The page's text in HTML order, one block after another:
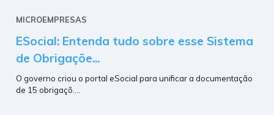
MICROEMPRESAS
ESocial: Entenda tudo sobre esse Sistema
de Obrigaçõe...
O governo criou o portal eSocial para unificar a documentação
de 15 obrigaçõ....